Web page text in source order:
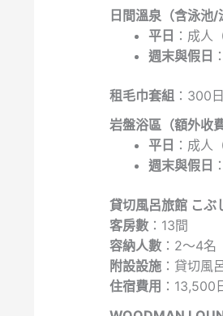
日間溫泉（含泳池/
平日 ：成人
週末與假日
租毛巾套組 ：300
岩盤浴區（額外收費
平日 ：成人
週末與假日
貸切風呂旅館 こぶ
客房數 ：13間
容納人數 ：2～4名
附設設施 ：貸切風
住宿費用 ：13,500